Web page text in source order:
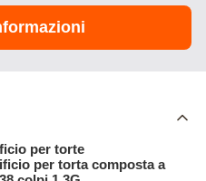
per torte
per torta composta a